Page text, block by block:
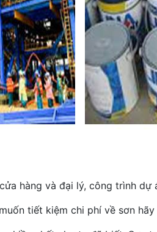
hàng và đại lý, công trình dự
tiết kiệm chi phí về sơn